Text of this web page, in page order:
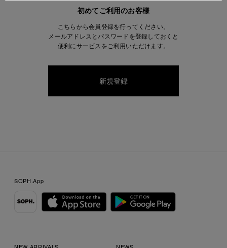
初めてご利用のお客様
こちらから会員登録を行ってください。
メールアドレスとパスワードを登録しておくと
便利にサービスをご利用いただけます。
SOPH.App